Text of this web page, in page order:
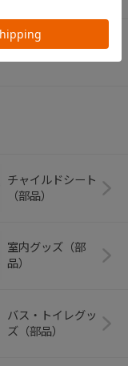
ペット用品
チャイルドシート
（部品）
室内グッズ（部
品）
バス・トイレグッ
ズ（部品）